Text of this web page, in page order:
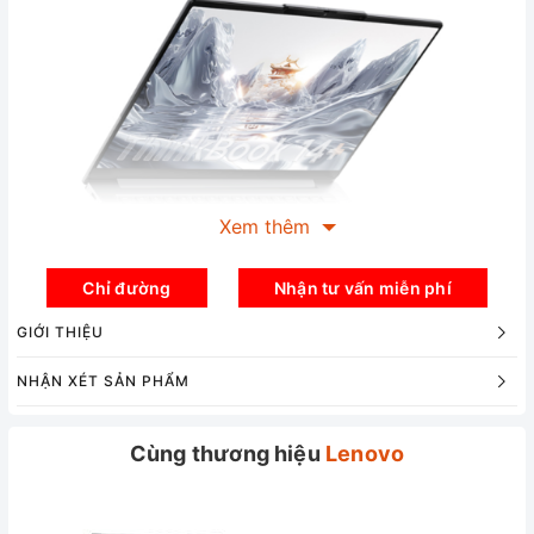
Xem thêm
Chỉ đường Nhận tư vấn miễn phí
GIỚI THIỆU
NHẬN XÉT SẢN PHẨM
Cùng thương hiệu Lenovo